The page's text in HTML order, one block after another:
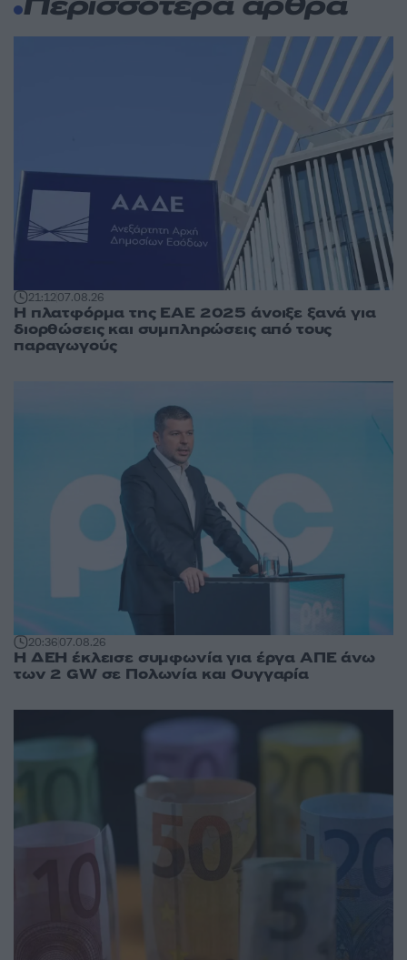
Περισσότερα άρθρα
21:1207.08.26
Η πλατφόρμα της ΕΑΕ 2025 άνοιξε ξανά για
διορθώσεις και συμπληρώσεις από τους
παραγωγούς
20:3607.08.26
Η ΔΕΗ έκλεισε συμφωνία για έργα ΑΠΕ άνω
των 2 GW σε Πολωνία και Ουγγαρία